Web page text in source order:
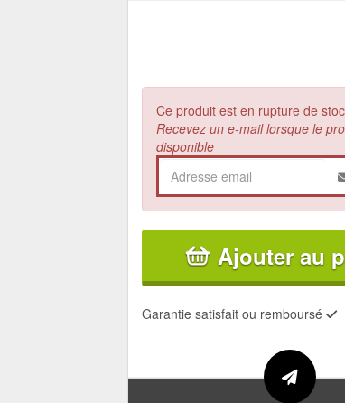
Ce produit est en rupture de
Recevez un e-mail lorsque le
disponible
Ajouter au
Garantie satisfait ou remboursé